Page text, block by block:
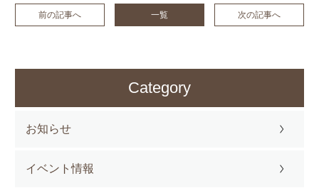
前の記事へ 一覧 次の記事へ
Category
お知らせ
イベント情報